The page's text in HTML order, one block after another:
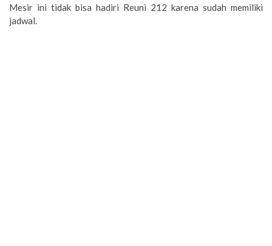
Mesir ini tidak bisa hadiri Reuni 212 karena sudah memiliki
jadwal.